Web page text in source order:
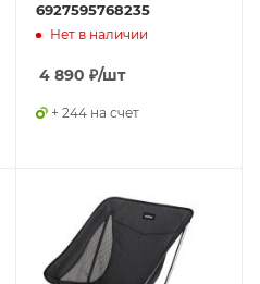
6927595768235
Нет в наличии
4 890 ₽/шт
+ 244 на счет